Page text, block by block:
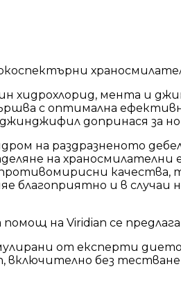
хидрохлорид, мента и
с оптимална
допринася за
на раздразненото
на
качества,
благоприятно и в
на Viridian се
от експерти
без